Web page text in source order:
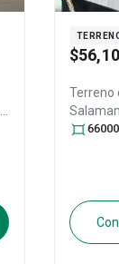
Terreno
36700